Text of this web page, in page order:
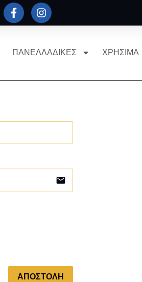
ΠΑΝΕΛΛΑΔΙΚΕΣ ΧΡΗΣΙΜΑ
email
ΑΠΟΣΤΟΛΗ